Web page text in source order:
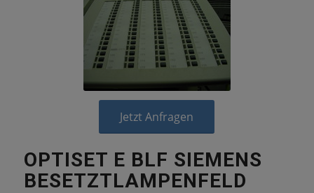
Jetzt Anfragen
OPTISET E BLF SIEMENS
BESETZTLAMPENFELD